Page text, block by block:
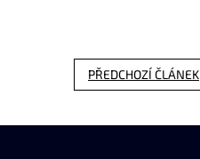
PŘEDCHOZÍ ČLÁNEK